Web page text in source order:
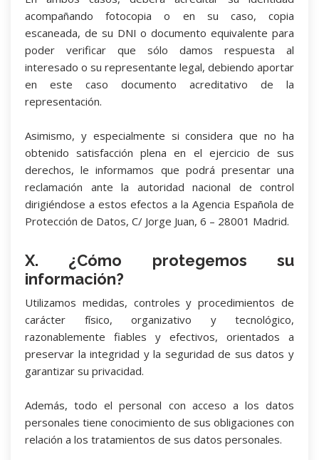
acompañando fotocopia o en su caso, copia
escaneada, de su DNI o documento equivalente para
poder verificar que sólo damos respuesta al
interesado o su representante legal, debiendo aportar
en este caso documento acreditativo de la
representación.
Asimismo, y especialmente si considera que no ha
obtenido satisfacción plena en el ejercicio de sus
derechos, le informamos que podrá presentar una
reclamación ante la autoridad nacional de control
dirigiéndose a estos efectos a la Agencia Española de
Protección de Datos, C/ Jorge Juan, 6 – 28001 Madrid.
X. ¿Cómo protegemos su
información?
Utilizamos medidas, controles y procedimientos de
carácter físico, organizativo y tecnológico,
razonablemente fiables y efectivos, orientados a
preservar la integridad y la seguridad de sus datos y
garantizar su privacidad.
Además, todo el personal con acceso a los datos
personales tiene conocimiento de sus obligaciones con
relación a los tratamientos de sus datos personales.